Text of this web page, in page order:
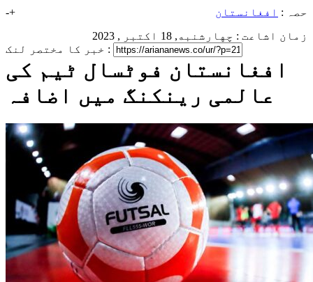
حصہ : افغانستان -+
زمان اشاعت : چهارشنبه, 18 اکتبر , 2023
خبر کا مختصر لنک :
افغانستان فوٹسال ٹیم کی
عالمی رینکنگ میں اضافہ